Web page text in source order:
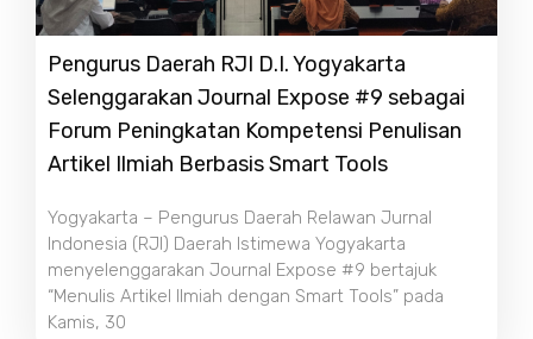
Pengurus Daerah RJI D.I. Yogyakarta
Selenggarakan Journal Expose #9 sebagai
Forum Peningkatan Kompetensi Penulisan
Artikel Ilmiah Berbasis Smart Tools
Yogyakarta – Pengurus Daerah Relawan Jurnal
Indonesia (RJI) Daerah Istimewa Yogyakarta
menyelenggarakan Journal Expose #9 bertajuk
“Menulis Artikel Ilmiah dengan Smart Tools” pada
Kamis, 30